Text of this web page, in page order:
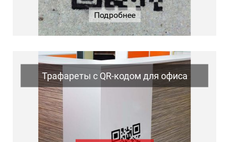
Подробнее
Трафареты с QR-кодом для офиса